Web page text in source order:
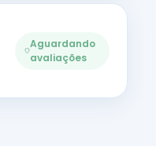
Aguardando
avaliações